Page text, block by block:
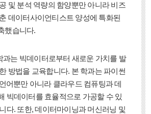
및 분석 역량의 함양뿐만 아니라 비즈
데이터사이언티스트 양성에 특화된
했습니다.
과는 빅데이터로부터 새로운 가치를 발
방법을 교육합니다. 본 학과는 파이썬
어뿐만 아니라 클라우드 컴퓨팅과 데
빅데이터를 효율적으로 가공할 수 있
다. 또한, 데이터마이닝과 머신러닝 및